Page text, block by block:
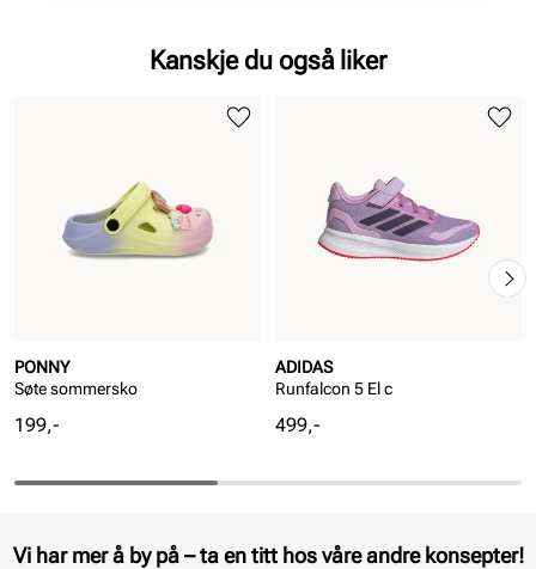
Kanskje du også liker
PONNY
Søte sommersko
Pris
199,-
ADIDAS
Runfalcon 5 El c
Pris
499,-
Vi har mer å by på – ta en titt hos våre andre konsepter!